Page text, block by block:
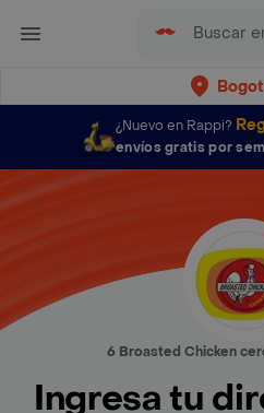
¿Nuevo en Rappi?
envíos gratis por
6 Broasted Chicken
Ingresa tu